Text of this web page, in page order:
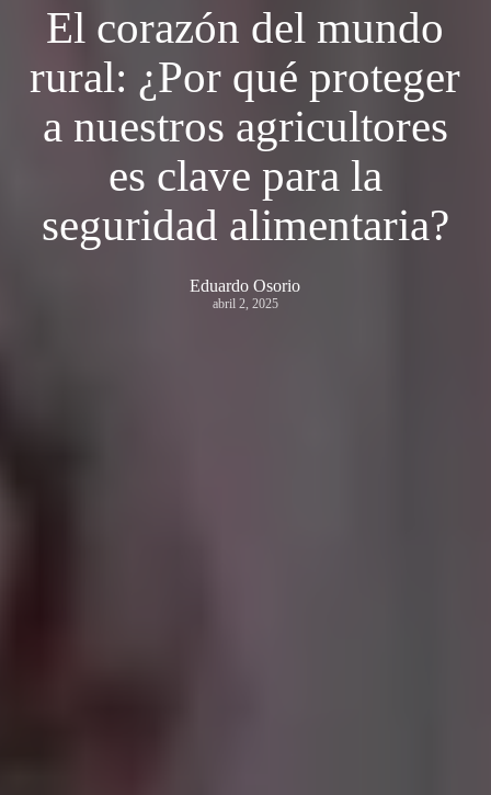
El corazón del mundo
rural: ¿Por qué proteger
a nuestros agricultores
es clave para la
seguridad alimentaria?
Eduardo Osorio
abril 2, 2025